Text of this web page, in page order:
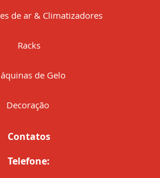
de ar & Climatizadores
Racks
de Gelo
Decoração
Contatos
Telefone: